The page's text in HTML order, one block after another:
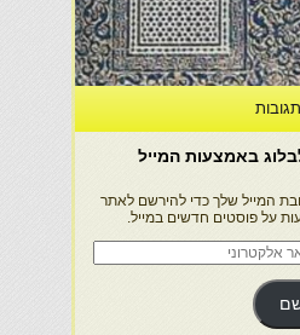
תגובות
באמצעות המייל
המייל שלך כדי להירשם לאתר
על פוסטים חדשים במייל.